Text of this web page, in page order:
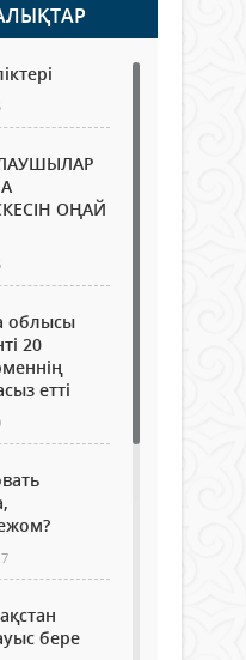
ОҢАЙ
облысы
20
етті
бере